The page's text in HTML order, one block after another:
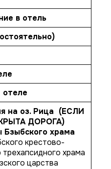
в отель
на оз. Рица (ЕСЛИ
ДОРОГА)
Бзыбского храма
крестово-
трехапсидного храма
царства